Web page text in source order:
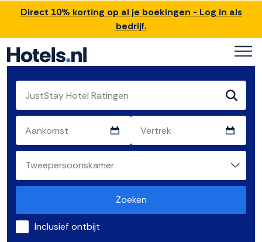
Direct 10% korting op al je boekingen - Log in als
bedrijf.
Zoeken
Inclusief ontbijt